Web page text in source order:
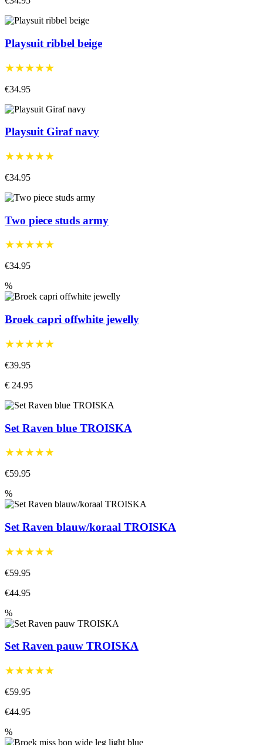
Playsuit ribbel beige
★★★★★
€34.95
Playsuit Giraf navy
★★★★★
€34.95
Two piece studs army
★★★★★
€34.95
%
Broek capri offwhite jewelly
★★★★★
€39.95
€ 24.95
Set Raven blue TROISKA
★★★★★
€59.95
%
Set Raven blauw/koraal TROISKA
★★★★★
€59.95
€44.95
%
Set Raven pauw TROISKA
★★★★★
€59.95
€44.95
%